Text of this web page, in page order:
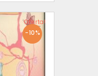
-10%
Oferta!